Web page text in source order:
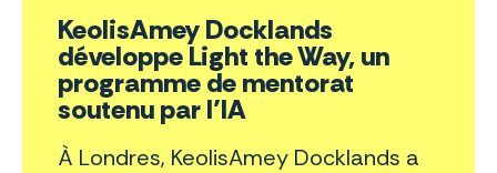
KeolisAmey Docklands
développe Light the Way, un
programme de mentorat
soutenu par l’IA
À Londres, KeolisAmey Docklands a